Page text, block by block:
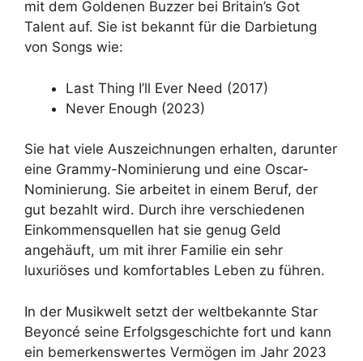
mit dem Goldenen Buzzer bei Britain’s Got
Talent auf. Sie ist bekannt für die Darbietung
von Songs wie:
Last Thing I’ll Ever Need (2017)
Never Enough (2023)
Sie hat viele Auszeichnungen erhalten, darunter
eine Grammy-Nominierung und eine Oscar-
Nominierung. Sie arbeitet in einem Beruf, der
gut bezahlt wird. Durch ihre verschiedenen
Einkommensquellen hat sie genug Geld
angehäuft, um mit ihrer Familie ein sehr
luxuriöses und komfortables Leben zu führen.
In der Musikwelt setzt der weltbekannte Star
Beyoncé seine Erfolgsgeschichte fort und kann
ein bemerkenswertes Vermögen im Jahr 2023